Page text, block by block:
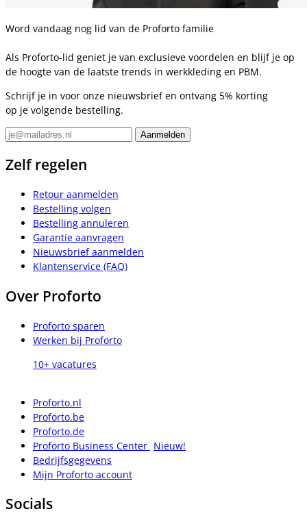
Word vandaag nog lid van de Proforto familie
Als Proforto-lid geniet je van exclusieve voordelen en blijf je op
de hoogte van de laatste trends in werkkleding en PBM.
Schrijf je in voor onze nieuwsbrief en ontvang 5% korting
op je volgende bestelling.
Zelf regelen
Retour aanmelden
Bestelling volgen
Bestelling annuleren
Garantie aanvragen
Nieuwsbrief aanmelden
Klantenservice (FAQ)
Over Proforto
Proforto sparen
Werken bij Proforto
10+ vacatures
Proforto.nl
Proforto.be
Proforto.de
Proforto Business Center Nieuw!
Bedrijfsgegevens
Mijn Proforto account
Socials